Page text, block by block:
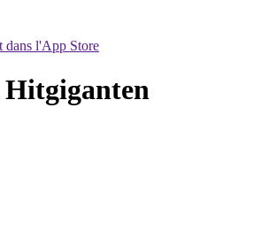
dans l'App Store